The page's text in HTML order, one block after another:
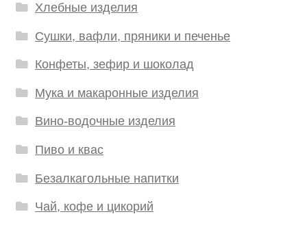
Хлебные изделия
Сушки, вафли, пряники и печенье
Конфеты, зефир и шоколад
Мука и макаронные изделия
Вино-водочные изделия
Пиво и квас
Безалкагольные напитки
Чай, кофе и цикорий